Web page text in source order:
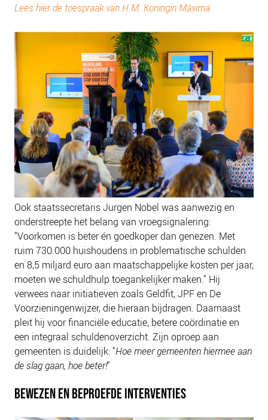
Lees hier de toespraak van H.M. Koningin Máxima
Ook staatssecretaris Jurgen Nobel was aanwezig en
onderstreepte het belang van vroegsignalering:
"Voorkomen is beter én goedkoper dan genezen. Met
ruim 730.000 huishoudens in problematische schulden
en 8,5 miljard euro aan maatschappelijke kosten per jaar,
moeten we schuldhulp toegankelijker maken." Hij
verwees naar initiatieven zoals Geldfit, JPF en De
Voorzieningenwijzer, die hieraan bijdragen. Daarnaast
pleit hij voor financiële educatie, betere coördinatie en
een integraal schuldenoverzicht. Zijn oproep aan
gemeenten is duidelijk: "Hoe meer gemeenten hiermee aan
de slag gaan, hoe beter!"
BEWEZEN EN BEPROEFDE INTERVENTIES